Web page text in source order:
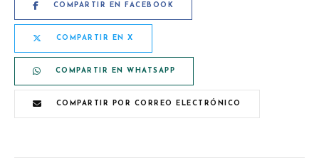
COMPARTIR EN FACEBOOK
COMPARTIR EN X
COMPARTIR EN WHATSAPP
COMPARTIR POR CORREO ELECTRÓNICO